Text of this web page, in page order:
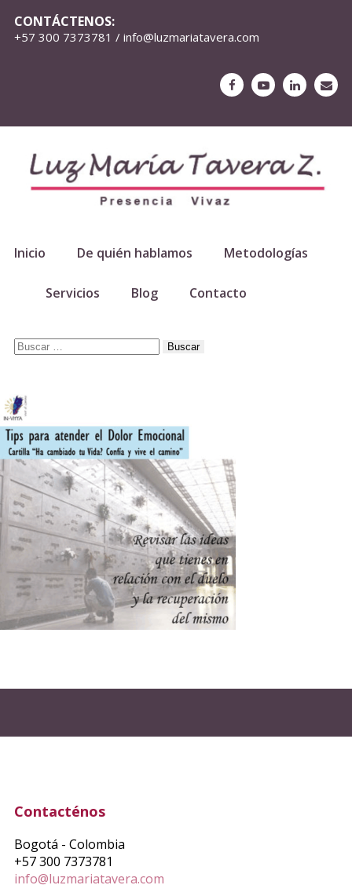
CONTÁCTENOS:
+57 300 7373781 / info@luzmariatavera.com
Inicio De quién hablamos Metodologías
Servicios Blog Contacto
Buscar:
Contacténos
Bogotá - Colombia
+57 300 7373781
info@luzmariatavera.com